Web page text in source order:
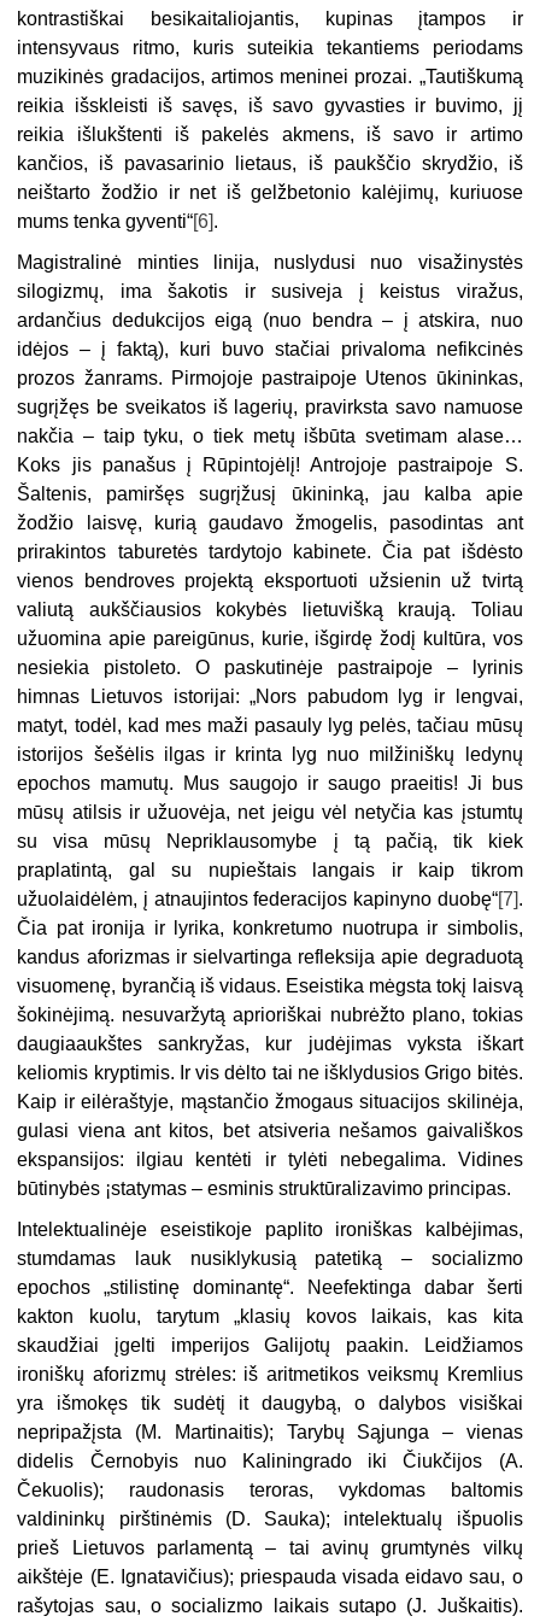
kontrastiškai besikaitaliojantis, kupinas įtampos ir
intensyvaus ritmo, kuris suteikia tekantiems periodams
muzikinės gradacijos, artimos meninei prozai. „Tautiškumą
reikia išskleisti iš savęs, iš savo gyvasties ir buvimo, jį
reikia išlukštenti iš pakelės akmens, iš savo ir artimo
kančios, iš pavasarinio lietaus, iš paukščio skrydžio, iš
neištarto žodžio ir net iš gelžbetonio kalėjimų, kuriuose
mums tenka gyventi“ [6] .
Magistralinė minties linija, nuslydusi nuo visažinystės
silogizmų, ima šakotis ir susiveja į keistus viražus,
ardančius dedukcijos eigą (nuo bendra – į atskira, nuo
idėjos– į faktą), kuri buvo stačiai privaloma nefikcinės
prozos žanrams. Pirmojoje pastraipoje Utenos ūkininkas,
sugrįžęs be sveikatos iš lagerių, pravirksta savo namuose
nakčia – taip tyku, o tiek metų išbūta svetimam alase…
Koks jis panašus į Rūpintojėlį! Antrojoje pastraipoje S.
Šaltenis, pamiršęs sugrįžusį ūkininką, jau kalba apie
žodžio laisvę, kurią gaudavo žmogelis, pasodintas ant
prirakintos taburetės tardytojo kabinete. Čia pat išdėsto
vienos bendroves projektą eksportuoti užsienin už tvirtą
valiutą aukščiausios kokybės lietuvišką kraują. Toliau
užuomina apie pareigūnus, kurie, išgirdę žodį kultūra, vos
nesiekia pistoleto. O paskutinėje pastraipoje – lyrinis
himnas Lietuvos istorijai: „Nors pabudom lyg ir lengvai,
matyt, todėl, kad mes maži pasauly lyg pelės, tačiau mūsų
istorijos šešėlis ilgas ir krinta lyg nuo milžiniškų ledynų
epochos mamutų. Mus saugojo ir saugo praeitis! Ji bus
mūsų atilsis ir užuovėja, net jeigu vėl netyčia kas įstumtų
su visa mūsų Nepriklausomybe į tą pačią, tik kiek
praplatintą, gal su nupieštais langais ir kaip tikrom
užuolaidėlėm, į atnaujintos federacijos kapinyno duobę“[7] .
Čia pat ironija ir lyrika, konkretumo nuotrupa ir simbolis,
kandus aforizmas ir sielvartinga refleksija apie degraduotą
visuomenę, byrančią iš vidaus. Eseistika mėgsta tokį laisvą
šokinėjimą. nesuvaržytą aprioriškai nubrėžto plano, tokias
daugiaaukštes sankryžas, kur judėjimas vyksta iškart
keliomis kryptimis. Ir vis dėlto tai ne išklydusios Grigo bitės.
Kaip ir eilėraštyje, mąstančio žmogaus situacijos skilinėja,
gulasi viena ant kitos, bet atsiveria nešamos gaivališkos
ekspansijos: ilgiau kentėti ir tylėti nebegalima. Vidines
būtinybės ¡statymas – esminis struktūralizavimo principas.
Intelektualinėje eseistikoje paplito ironiškas kalbėjimas,
stumdamas lauk nusiklykusią patetiką – socializmo
epochos „stilistinę dominantę“. Neefektinga dabar šerti
kakton kuolu, tarytum „klasių kovos laikais, kas kita
skaudžiai įgelti imperijos Galijotų paakin. Leidžiamos
ironiškų aforizmų strėles: iš aritmetikos veiksmų Kremlius
yra išmokęs tik sudėtį it daugybą, o dalybos visiškai
nepripažįsta (M. Martinaitis); Tarybų Sąjunga – vienas
didelis Černobyis nuo Kaliningrado iki Čiukčijos (A.
Čekuolis); raudonasis teroras, vykdomas baltomis
valdininkų pirštinėmis (D. Sauka); intelektualų išpuolis
prieš Lietuvos parlamentą– tai avinų grumtynės vilkų
aikštėje (E. Ignatavičius); priespauda visada eidavo sau, o
rašytojas sau, o socializmo laikais sutapo (J. Juškaitis).